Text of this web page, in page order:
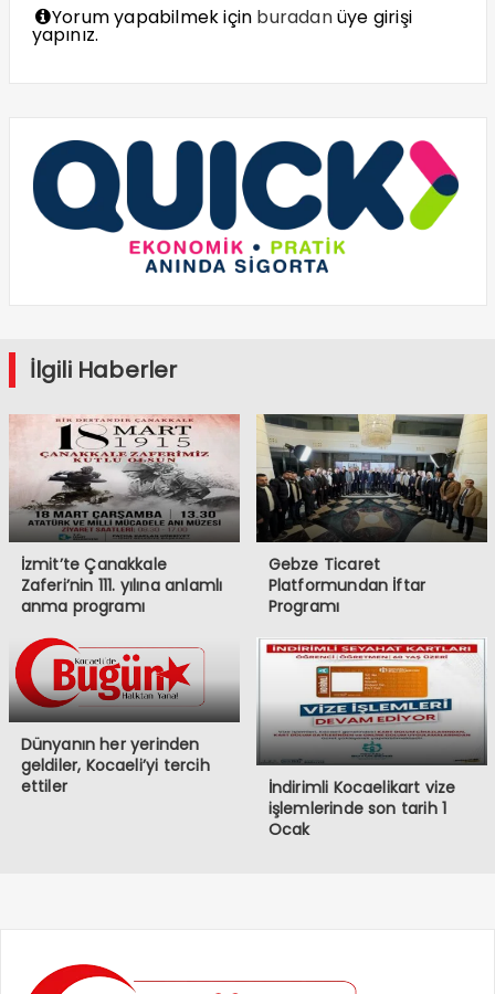
Yorum yapabilmek için buradanüye girişi
yapınız.
İlgili Haberler
İzmit’te Çanakkale
Zaferi’nin 111. yılına anlamlı
anma programı
Gebze Ticaret
Platformundan İftar
Programı
Dünyanın her yerinden
geldiler, Kocaeli’yi tercih
ettiler
İndirimli Kocaelikart vize
işlemlerinde son tarih 1
Ocak